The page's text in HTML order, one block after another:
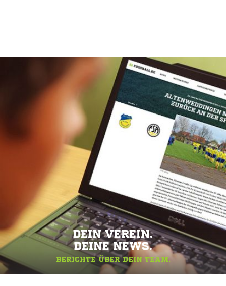
DEIN VEREIN.
DEINE NEWS.
BERICHTE ÜBER DEIN TEAM.